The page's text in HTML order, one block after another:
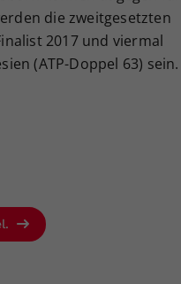
die zweitgesetzten
2017 und viermal
(ATP-Doppel 63) sein.